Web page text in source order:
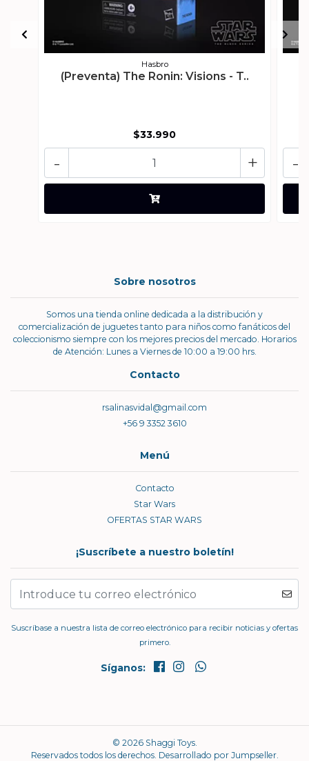
Hasbro
(Preventa) The Ronin: Visions - T..
$33.990
+
- -
Sobre nosotros
Somos una tienda online dedicada a la distribución y
comercialización de juguetes tanto para niños como fanáticos del
coleccionismo siempre con los mejores precios del mercado. Horarios
de Atención: Lunes a Viernes de 10:00 a 19:00 hrs.
Contacto
rsalinasvidal@gmail.com
+56 9 3352 3610
Menú
Contacto
Star Wars
OFERTAS STAR WARS
¡Suscríbete a nuestro boletín!
Suscríbase a nuestra lista de correo electrónico para recibir noticias y ofertas
primero.
Síganos:
© 2026 Shaggi Toys.
Reservados todos los derechos. Desarrollado por Jumpseller.